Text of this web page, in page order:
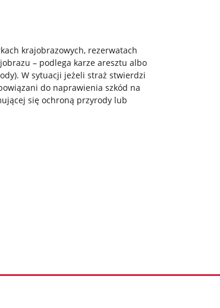
krajobrazowych, rezerwatach
– podlega karze aresztu albo
W sytuacji jeżeli straż stwierdzi
do naprawienia szkód na
się ochroną przyrody lub